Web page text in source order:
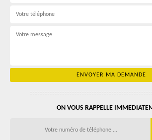
ON VOUS RAPPELLE